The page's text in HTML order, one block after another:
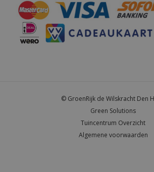
© GroenRijk de Wilskracht Den
Green Solutions
Tuincentrum Overzicht
Algemene voorwaarden